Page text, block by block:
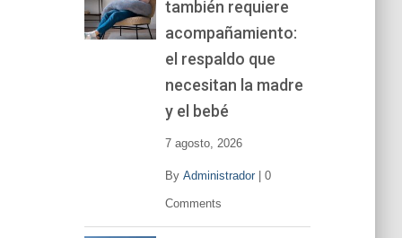
también requiere
acompañamiento:
el respaldo que
necesitan la madre
y el bebé
7 agosto, 2026
By Administrador| 0
Comments